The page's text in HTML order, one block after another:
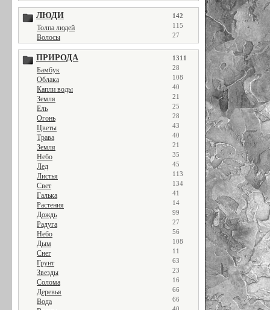
ЛЮДИ 142
Толпа людей 115
Волосы 27
ПРИРОДА 1311
Бамбук 28
Облака 108
Капли воды 40
Земля 21
Ель 25
Огонь 28
Цветы 43
Трава 40
Земля 21
Небо 35
Лед 45
Листья 113
Свет 134
Галька 41
Растения 14
Дождь 99
Радуга 27
Небо 56
Дым 108
Снег 11
Грунт 63
Звезды 23
Солома 16
Деревья 66
Вода 66